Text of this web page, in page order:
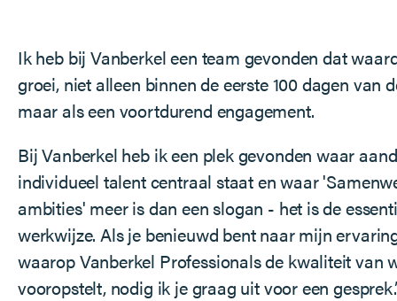
Ik heb bij Vanberkel een team gevonden dat
groei, niet alleen binnen de eerste 100 dagen van
maar als een voortdurend engagement.
Bij Vanberkel heb ik een plek gevonden waar
individueel talent centraal staat en waar
ambities' meer is dan een slogan - het is de
werkwijze. Als je benieuwd bent naar mijn
waarop Vanberkel Professionals de kwaliteit van
vooropstelt, nodig ik je graag uit voor een